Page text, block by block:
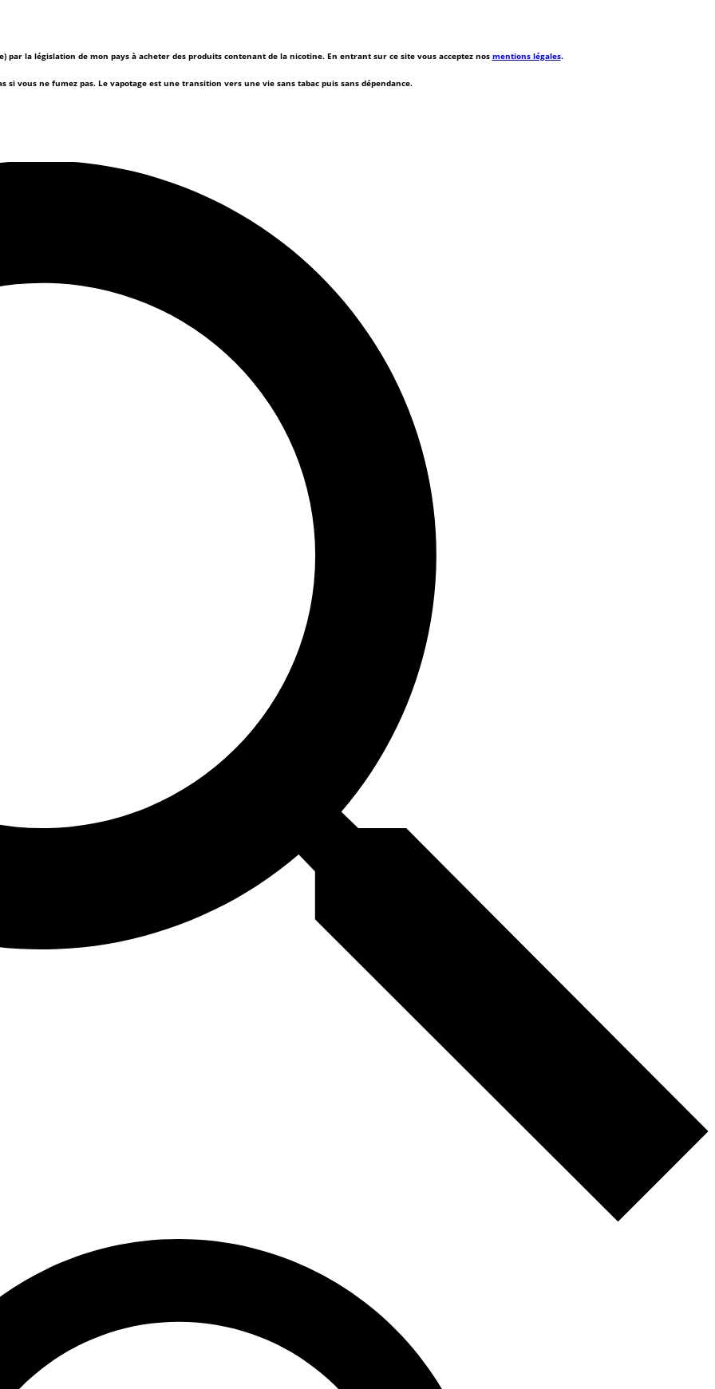
par la législation de mon pays à acheter des produits contenant de la nicotine. En entrant sur ce site vous acceptez nos mentions légales.
si vous ne fumez pas. Le vapotage est une transition vers une vie sans tabac puis sans dépendance.